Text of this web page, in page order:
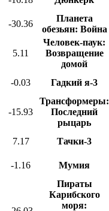
-30.36
Планета
обезьян: Война
5.11
Человек-паук:
Возвращение
домой
-0.03 Гадкий я-3
-15.93
Трансформеры:
Последний
рыцарь
7.17 Тачки-3
-1.16 Мумия
Пираты
Карибского
моря: